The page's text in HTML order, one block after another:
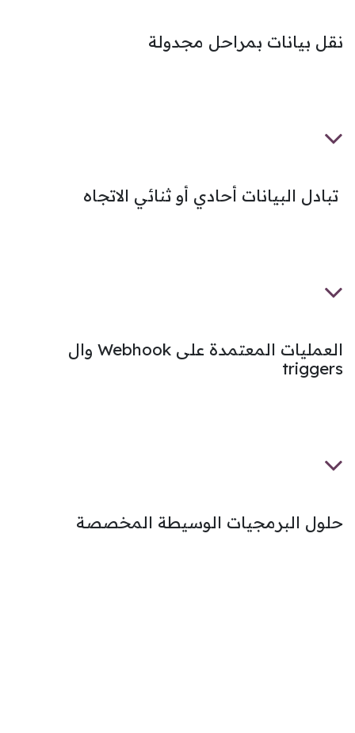
نقل بيانات بمراحل مجدولة
تبادل البيانات أحادي أو ثنائي الاتجاه
العمليات المعتمدة على Webhook وال
triggers​
حلول البرمجيات الوسيطة المخصصة​